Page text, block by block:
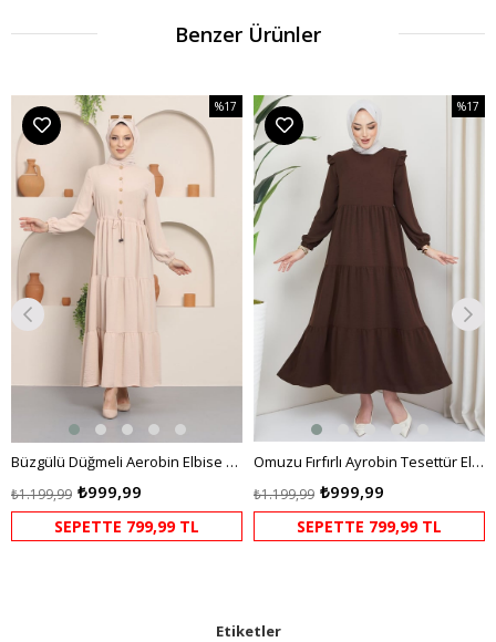
Benzer Ürünler
Büzgülü Düğmeli Aerobin Elbise Krem
₺999,99
₺1.199,99
%17
%17İndirim
SEPETTE 799,99 TL
Omuzu Fırfırlı Ayrobin Tesettür Elbise Kahverengi HM2062
₺999,99
₺1.199,99
%17
SEPETTE 799,99 TL
Etiketler